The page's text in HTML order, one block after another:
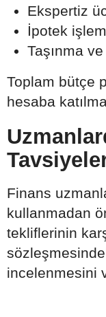
Ekspertiz
İpotek
Taşınma
Toplam bütçe
hesaba
Finans
kullanmadan
tekliflerinin
incelenmesini